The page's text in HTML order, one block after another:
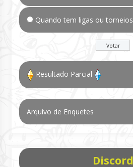
Quando tem ligas ou torneios
Resultado Parcial
Arquivo de Enquetes
Discord